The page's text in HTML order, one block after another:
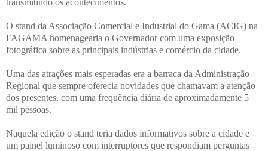
O stand da Associação Comercial e Industrial do Gama (ACIG) na
FAGAMA homenagearia o Governador com uma exposição
fotográfica sobre as principais indústrias e comércio da cidade.
Uma das atrações mais esperadas era a barraca da Administração
Regional que sempre oferecia novidades que chamavam a atenção
dos presentes, com uma frequência diária de aproximadamente 5
mil pessoas.
Naquela edição o stand teria dados informativos sobre a cidade e
um painel luminoso com interruptores que respondiam perguntas